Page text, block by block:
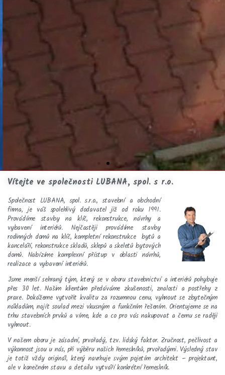
Vítejte ve společnosti LUBANA, spol. s r.o.
Společnost LUBANA, spol. s.r.o., stavební a obchodní
firma, je váš spolehlivý dodavatel již od roku 1991.
Provádíme stavby na klíč, rekonstrukce, návrhy a
vybavení interiérů. Nejčastěji provádíme stavby
rodinných domů na klíč, kompletní rekonstrukce bytů a
kanceláří, rekonstrukce skladů, sklepů a skeletů bytových
domů. Nabízíme komplexní přístup v oblasti návrhů,
realizace a vybavení interiérů.
Jsme menší sehraný tým, který se v oboru stavebnictví a interiérů pohybuje
přes 30 let. Našim klientům předáváme zkušenosti, znalosti a postřehy z
praxe. Dokážeme vytvořit kvalitu za rozumnou cenu, vyhnout se zbytečným
nákladům, najít soulad mezi vkusným a funkčním řešením. Orientujeme se na
trhu stavebních prvků a víme, kde a co pro vás nakupovat a čemu se raději
vyhnout.
V našem oboru je zásadní, prvořadý, tzv. lidský faktor. Zručnost, pečlivost a
výkonnost jsou u nás, při výběru našich řemeslníků, prvořadými. Výsledný stav
je totiž vždy originál, který navrhuje svým pojetím architekt – projektant,
ale v konečném stavu a detailu vytváří konkrétní řemeslník.